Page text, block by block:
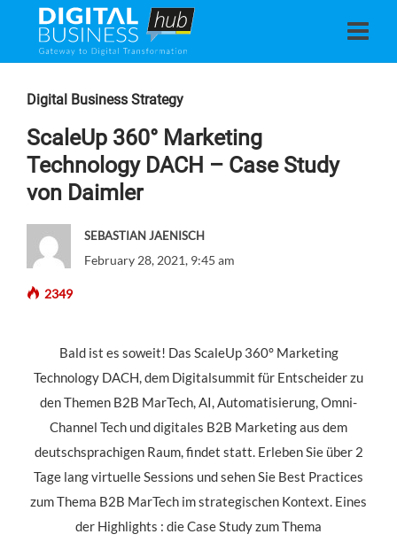
Digital Business Strategy
ScaleUp 360° Marketing
Technology DACH – Case Study
von Daimler
SEBASTIAN JAENISCH
February 28, 2021, 9:45 am
2349
Bald ist es soweit! Das ScaleUp 360° Marketing
Technology DACH, dem Digitalsummit für Entscheider zu
den Themen B2B MarTech, AI, Automatisierung, Omni-
Channel Tech und digitales B2B Marketing aus dem
deutschsprachigen Raum, findet statt. Erleben Sie über 2
Tage lang virtuelle Sessions und sehen Sie Best Practices
zum Thema B2B MarTech im strategischen Kontext. Eines
der Highlights : die Case Study zum Thema